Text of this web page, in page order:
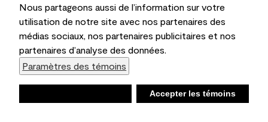
Nous partageons aussi de l’information sur votre
utilisation de notre site avec nos partenaires des
médias sociaux, nos partenaires publicitaires et nos
partenaires d’analyse des données.
Paramètres des témoins
Accepter les témoins